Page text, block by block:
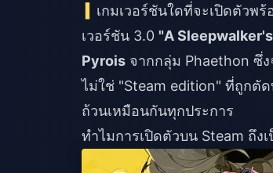
เกมเวอร์ชันใดที่จะเปิดตัวพ
เวอร์ชัน 3.0 "A
Pyrois จากกลุ่ม Phaethon ซึ่
ไม่ใช่ "Steam edition" ที่ถูกตั
ถ้วนเหมือนกันทุกประการ
ทำไมการเปิดตัวบน Steam ถึง